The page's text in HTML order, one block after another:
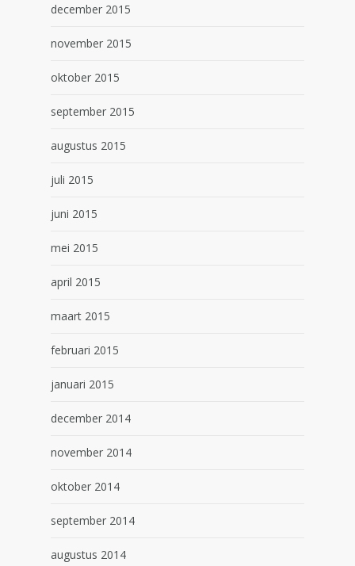
december 2015
november 2015
oktober 2015
september 2015
augustus 2015
juli 2015
juni 2015
mei 2015
april 2015
maart 2015
februari 2015
januari 2015
december 2014
november 2014
oktober 2014
september 2014
augustus 2014